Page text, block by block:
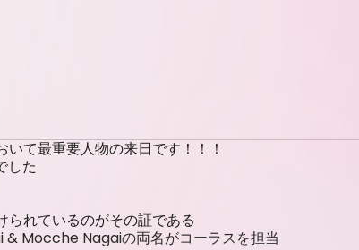
て最重要人物の来日です！！！
した
れているのがその証である
& Mocche Nagaiの両名がコーラスを担当